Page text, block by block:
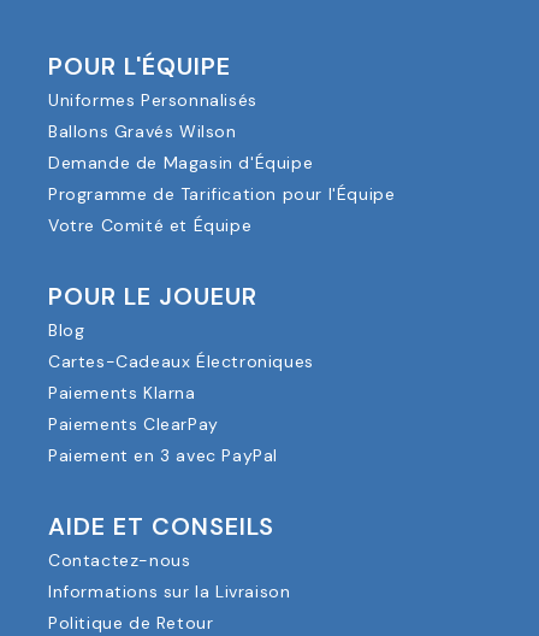
POUR L'ÉQUIPE
Uniformes Personnalisés
Ballons Gravés Wilson
Demande de Magasin d'Équipe
Programme de Tarification pour l'Équipe
Votre Comité et Équipe
POUR LE JOUEUR
Blog
Cartes-Cadeaux Électroniques
Paiements Klarna
Paiements ClearPay
Paiement en 3 avec PayPal
AIDE ET CONSEILS
Contactez-nous
Informations sur la Livraison
Politique de Retour